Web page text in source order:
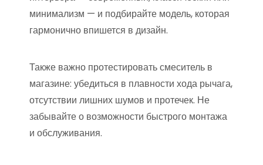
минимализм — и подбирайте модель, которая
гармонично впишется в дизайн.
Также важно протестировать смеситель в
магазине: убедиться в плавности хода рычага,
отсутствии лишних шумов и протечек. Не
забывайте о возможности быстрого монтажа
и обслуживания.